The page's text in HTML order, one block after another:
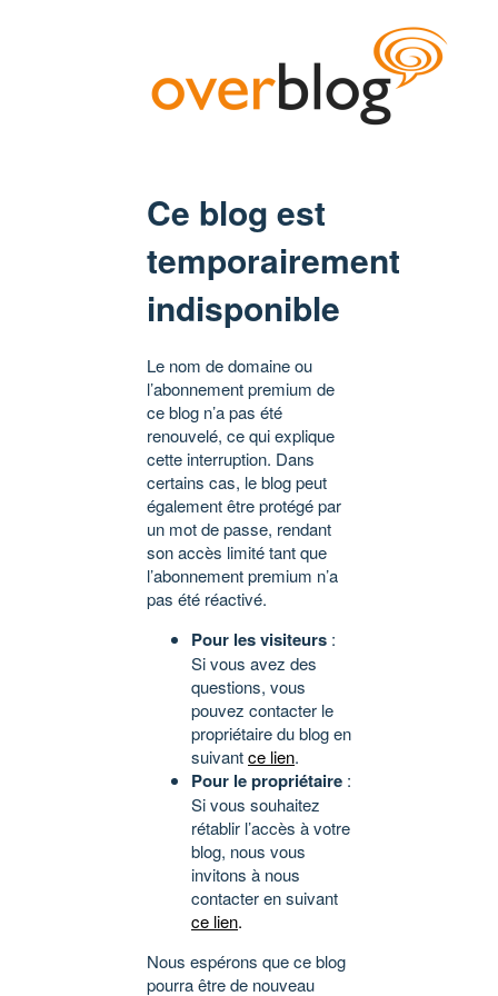
Ce blog est
temporairement
indisponible
Le nom de domaine ou
l’abonnement premium de
ce blog n’a pas été
renouvelé, ce qui explique
cette interruption. Dans
certains cas, le blog peut
également être protégé par
un mot de passe, rendant
son accès limité tant que
l’abonnement premium n’a
pas été réactivé.
Pour les visiteurs :
Si vous avez des
questions, vous
pouvez contacter le
propriétaire du blog en
suivantce lien.
Pour le propriétaire :
Si vous souhaitez
rétablir l’accès à votre
blog, nous vous
invitons à nous
contacter en suivant
ce lien.
Nous espérons que ce blog
pourra être de nouveau